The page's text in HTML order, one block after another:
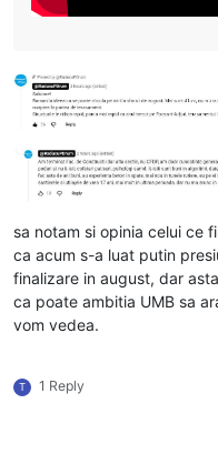
sa notam si opinia celui ce
ca acum s-a luat putin
finalizare in august, dar
ca poate ambitia UMB sa
vom vedea.
T 1 Reply